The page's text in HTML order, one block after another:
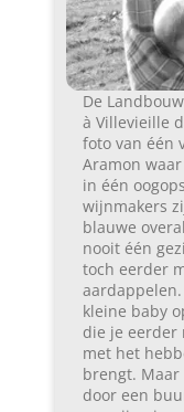
De
à Villevieille
foto van één
Aramon
in één
wijnmakers
blauwe
nooit één
toch eerder
kleine baby
die je eerder
met het
brengt.
door een